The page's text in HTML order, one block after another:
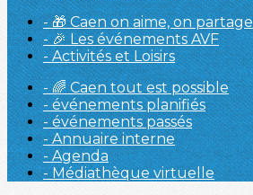
- 🎁 Caen on aime, on partage
- 🎉 Les événements AVF
- Activités et Loisirs
- 🌈 Caen tout est possible
- événements planifiés
- événements passés
- Annuaire interne
- Agenda
- Médiathèque virtuelle